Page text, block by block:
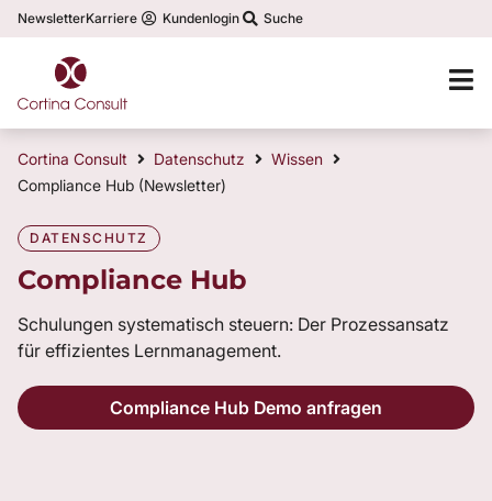
NewsletterKarriere Kundenlogin Suche
Cortina Consult Datenschutz
Wissen
Compliance Hub (Newsletter)
DATENSCHUTZ
Compliance Hub
Schulungen systematisch steuern: Der Prozessansatz
für effizientes Lernmanagement.
Compliance Hub Demo anfragen